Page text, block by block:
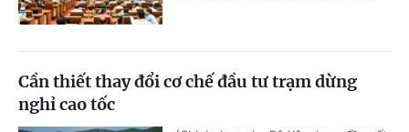
Cần thiết thay đổi cơ chế đầu tư trạm dừng
nghỉ cao tốc